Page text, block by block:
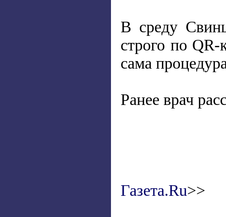
В среду
строго по QR-
сама
Ранее врач
Газета.Ru>>